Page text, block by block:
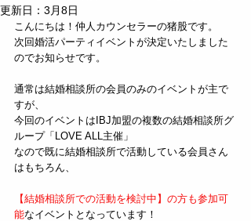
更新日： 3月8日
こんにちは！仲人カウンセラーの猪股です。
次回婚活パーティイベントが決定いたしました
のでお知らせです。
通常は結婚相談所の会員のみのイベントが主で
すが、
今回のイベントはIBJ加盟の複数の結婚相談所グ
ループ「LOVE ALL主催」
なので既に結婚相談所で活動している会員さん
はもちろん、
【結婚相談所での活動を検討中】の方も参加可
能なイベントとなっています！